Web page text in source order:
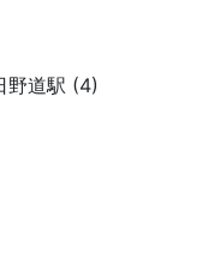
野道駅 (4)